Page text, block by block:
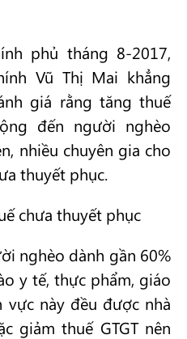
phủ tháng 8-2017,
Vũ Thị Mai khẳng
giá rằng tăng thuế
đến người nghèo
nhiều chuyên gia cho
thuyết phục.
nghèo dành gần 60%
y tế, thực phẩm, giáo
vực này đều được nhà
giảm thuế GTGT nên